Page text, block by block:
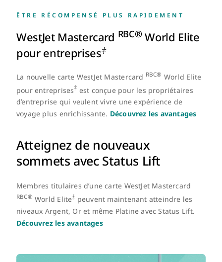
ÊTRE RÉCOMPENSÉ PLUS RAPIDEMENT
WestJet Mastercard RBC®World Elite
pour entreprises‡
La nouvelle carte WestJet Mastercard RBC® World Elite
pour entreprises‡ est conçue pour les propriétaires
d’entreprise qui veulent vivre une expérience de
voyage plus enrichissante. Découvrez les avantages
Atteignez de nouveaux
sommets avec Status Lift
Membres titulaires d’une carte WestJet Mastercard
RBC® World Elite‡ peuvent maintenant atteindre les
niveaux Argent, Or et même Platine avec Status Lift.
Découvrez les avantages